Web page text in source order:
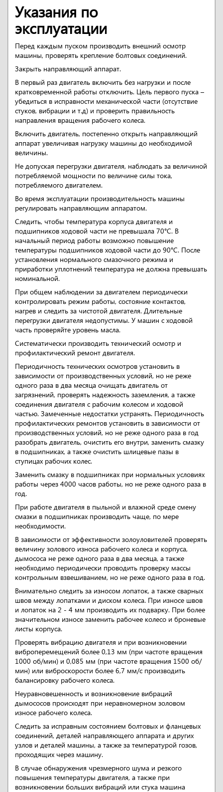
Указания по
эксплуатации
Перед каждым пуском производить внешний осмотр
машины, проверять крепление болтовых соединений.
Закрыть направляющий аппарат.
В первый раз двигатель включить без нагрузки и после
кратковременной работы отключить. Цель первого пуска –
убедиться в исправности механической части (отсутствие
стуков, вибрации и т.д) и проверить правильность
направления вращения рабочего колеса.
Включить двигатель, постепенно открыть направляющий
аппарат увеличивая нагрузку машины до необходимой
величины.
Не допуская перегрузки двигателя, наблюдать за величиной
потребляемой мощности по величине силы тока,
потребляемого двигателем.
Во время эксплуатации производительность машины
регулировать направляющим аппаратом.
Следить, чтобы температура корпуса двигателя и
подшипников ходовой части не превышала 70°С. В
начальный период работы возможно повышение
температуры подшипников ходовой части до 90°С. После
установления нормального смазочного режима и
приработки уплотнений температура не должна превышать
номинальной.
При общем наблюдении за двигателем периодически
контролировать режим работы, состояние контактов,
нагрев и следить за чистотой двигателя. Длительные
перегрузки двигателя недопустимы. У машин с ходовой
часть проверяйте уровень масла.
Систематически производить технический осмотр и
профилактический ремонт двигателя.
Периодичность технических осмотров установить в
зависимости от производственных условий, но не реже
одного раза в два месяца очищать двигатель от
загрязнений, проверять надежность заземления, а также
соединения двигателя с рабочим колесом и ходовой
частью. Замеченные недостатки устранять. Периодичность
профилактических ремонтов установить в зависимости от
производственных условий, но не реже одного раза в год
разобрать двигатель, очистить его внутри, заменить смазку
в подшипниках, а также очистить шлицевые пазы в
ступицах рабочих колес.
Заменить смазку в подшипниках при нормальных условиях
работы через 4000 часов работы, но не реже одного раза в
год.
При работе двигателя в пыльной и влажной среде смену
смазки в подшипниках производить чаще, по мере
необходимости.
В зависимости от эффективности золоуловителей проверять
величину золового износа рабочего колеса и корпуса,
дымососа не реже одного раза в два месяца, а также
необходимо периодически проводить проверку массы
контрольным взвешиванием, но не реже одного раза в год.
Внимательно следить за износом лопаток, а также сварных
швов между лопатками и диском колеса. При износе швов
и лопаток на 2 - 4 мм производить их подварку. При более
значительном износе заменить рабочее колесо и броневые
листы корпуса.
Проверять вибрацию двигателя и при возникновении
виброперемещений более 0,13 мм (при частоте вращения
1000 об/мин) и 0,085 мм (при частоте вращения 1500 об/
мин) или виброскорости более 6,7 мм/с производить
балансировку рабочего колеса.
Неуравновешенность и возникновение вибраций
дымососов происходят при неравномерном золовом
износе рабочего колеса.
Следить за исправным состоянием болтовых и фланцевых
соединений, деталей направляющего аппарата и других
узлов и деталей машины, а также за температурой гозов,
проходящих через машину.
В случае обнаружения чрезмерного шума и резкого
повышения температуры двигателя, а также при
возникновении больших вибраций или стука машина